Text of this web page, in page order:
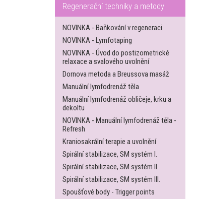
Regenerační techniky a metody
NOVINKA - Baňkování v regeneraci
NOVINKA - Lymfotaping
NOVINKA - Úvod do postizometrické
relaxace a svalového uvolnění
Dornova metoda a Breussova masáž
Manuální lymfodrenáž těla
Manuální lymfodrenáž obličeje, krku a
dekoltu
NOVINKA - Manuální lymfodrenáž těla -
Refresh
Kraniosakrální terapie a uvolnění
Spirální stabilizace, SM systém I.
Spirální stabilizace, SM systém II.
Spirální stabilizace, SM systém III.
Spoušťové body - Trigger points